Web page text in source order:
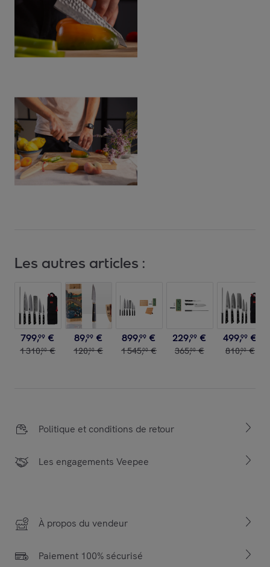
Les autres articles :
799,99 €
1310,00 €
89,99 €
120,00 €
899,99 €
1545,00 €
229,99 €
365,00 €
499,99 €
810,00 €
Politique et conditions de retour
Les engagements Veepee
À propos du vendeur
Paiement 100% sécurisé